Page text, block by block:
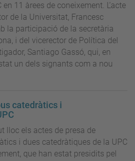
11 àrees de coneixement. L’acte
de la Universitat, Francesc
la participació de la secretària
i del vicerector de Política del
Santiago Gassó, qui, en
un dels signants com a nou
catedràtics i
lloc els actes de presa de
i dues catedràtiques de la UPC
que han estat presidits pel